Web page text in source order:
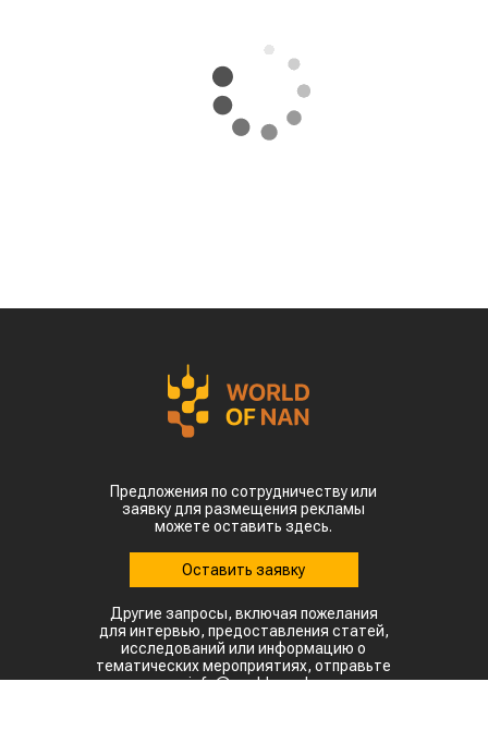
Предложения по сотрудничеству или
заявку для размещения рекламы
можете оставить здесь.
Оставить заявку
Другие запросы, включая пожелания
для интервью, предоставления статей,
исследований или информацию о
тематических мероприятиях, отправьте
на: info@world-nan.kz